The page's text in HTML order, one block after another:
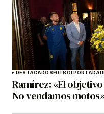
DESTACADOSFÚTBOLPORTADA
Ramírez: «El
No vendamos